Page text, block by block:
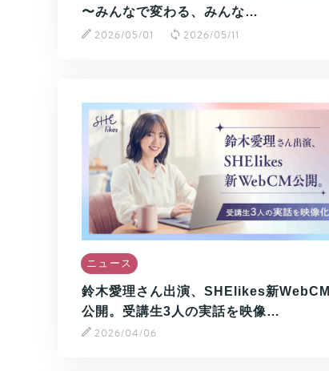
〜みんなで変わる、みんな…
2026/05/01 2026/05/11
ニュース
鈴木愛理さん出演、SHElikes新WebCM
公開。受講生3人の実話を映像…
2026/04/06